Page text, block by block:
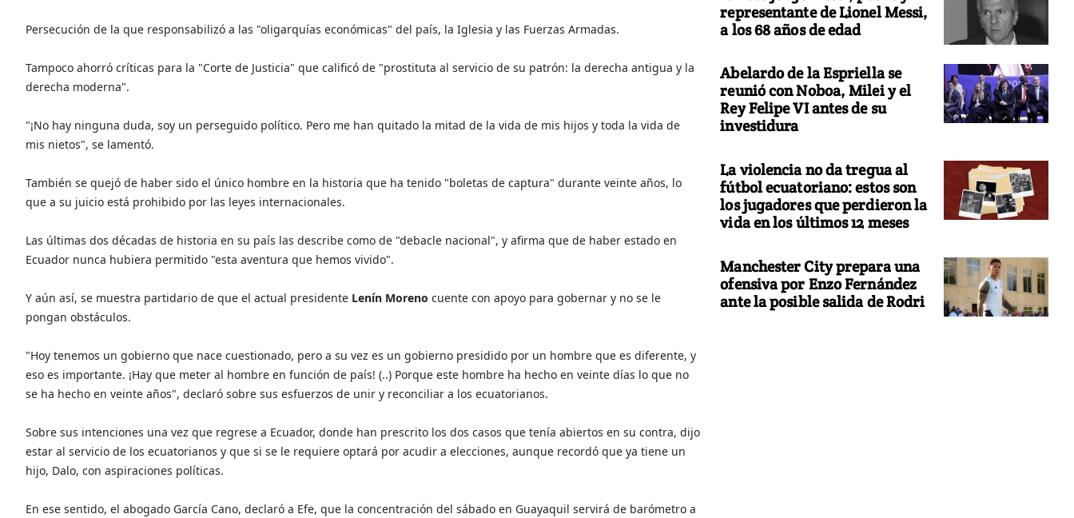
Persecución de la que responsabilizó a las "oligarquías económicas" del país, la Iglesia y las Fuerzas Armadas.
Tampoco ahorró críticas para la "Corte de Justicia" que calificó de "prostituta al servicio de su patrón: la derecha antigua y la
derecha moderna".
"¡No hay ninguna duda, soy un perseguido político. Pero me han quitado la mitad de la vida de mis hijos y toda la vida de
mis nietos", se lamentó.
También se quejó de haber sido el único hombre en la historia que ha tenido "boletas de captura" durante veinte años, lo
que a su juicio está prohibido por las leyes internacionales.
Las últimas dos décadas de historia en su país las describe como de "debacle nacional", y afirma que de haber estado en
Ecuador nunca hubiera permitido "esta aventura que hemos vivido".
Y aún así, se muestra partidario de que el actual presidente Lenín Moreno cuente con apoyo para gobernar y no se le
pongan obstáculos.
"Hoy tenemos un gobierno que nace cuestionado, pero a su vez es un gobierno presidido por un hombre que es diferente, y
eso es importante. ¡Hay que meter al hombre en función de país! (..) Porque este hombre ha hecho en veinte días lo que no
se ha hecho en veinte años", declaró sobre sus esfuerzos de unir y reconciliar a los ecuatorianos.
Sobre sus intenciones una vez que regrese a Ecuador, donde han prescrito los dos casos que tenía abiertos en su contra, dijo
estar al servicio de los ecuatorianos y que si se le requiere optará por acudir a elecciones, aunque recordó que ya tiene un
hijo, Dalo, con aspiraciones políticas.
En ese sentido, el abogado García Cano, declaró a Efe, que la concentración del sábado en Guayaquil servirá de barómetro a
representante de Lionel Messi,
a los 68 años de edad
Abelardo de la Espriella se
reunió con Noboa, Milei y el
Rey Felipe VI antes de su
investidura
La violencia no da tregua al
fútbol ecuatoriano: estos son
los jugadores que perdieron la
vida en los últimos 12 meses
Manchester City prepara una
ofensiva por Enzo Fernández
ante la posible salida de Rodri